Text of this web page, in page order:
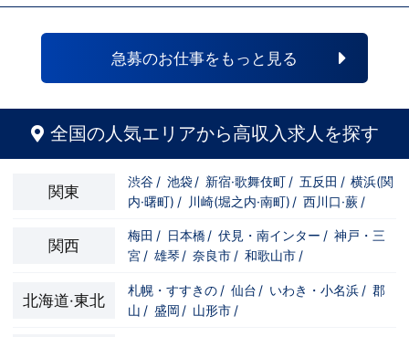
い！・環境を変えてチャレンジしたい！・
経験がないからダメという事は一切なく、
自分の将来のビジョンの為にこうしたい！
こうなりたい！と強い意志を持ってる方に
も平等にチャンスがある職場になっていま
す。今働いてる先輩方は、異業種から転職
してきた方が圧倒的に多いです。「ちょっ
と求めてる人物像と自分は違うかも…？」
と思う方もいると思います。ですが、よく
考えてください。全てが当てはまる人の方
が少ないと思います。ココは自分にも当て
はまる！で十分なんです。まずは応募し
さい。その後、私たちの想いを説明させて
いただきます。その話の中で共感できる
か/出来ないかだと思います。ご応募お待
をあげたい！など。接客業経験がないから
ジョンの為にこうしたい！こうなりたい！
と強い意志を持ってる方にも平等にチャン
スがある職場になっています。その為、未
経験からの応募も大歓迎です。今働いてる
倒的に多いです。「ちょっと求めてる人物
像と自分は違うかも…？」と思う方もいる
と思います。ですが、よく考えてくださ
い。全てが当てはまる人の方が少ないと思
います。ココは自分にも当てはまる！で十
分なんです。まずは応募して、面接時にあ
なたの想いを聞かせてください。その後、
その話の中で共感できるか/出来ないかだ
と思います。ご応募お待ちしておりま
す！！
急募のお仕事をもっと見る
全国の人気エリアから高収入求人を探す
関東
渋谷 / 池袋 / 新宿·歌舞伎町 / 五反田 / 横浜(関
内·曙町) / 川崎(堀之内·南町) / 西川口·蕨 /
関西
梅田 / 日本橋 / 伏見・南インター / 神戸・三
宮 / 雄琴 / 奈良市 / 和歌山市 /
北海道·東北
札幌・すすきの / 仙台 / いわき・小名浜 / 郡
山 / 盛岡 / 山形市 /